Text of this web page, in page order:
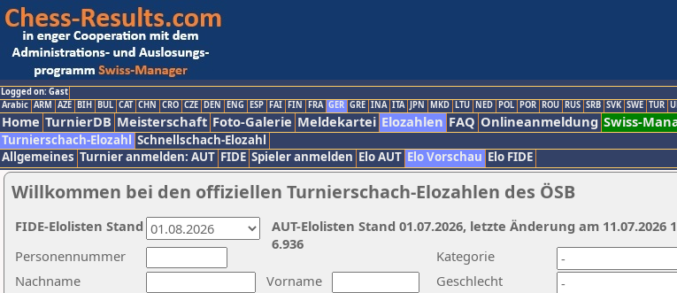
Logged on: Gast
Arabic ARM AZE BIH BUL CAT CHN CRO CZE DEN ENG ESP FAI FIN FRA GER GRE INA ITA JPN MKD LTU NED POL POR ROU RUS SRB SVK SWE TUR
Home TurnierDB Meisterschaft Foto-Galerie Meldekartei Elozahlen FAQ Onlineanmeldung Swiss-
Turnierschach-Elozahl Schnellschach-Elozahl
Allgemeines Turnier anmelden: AUT FIDE Spieler anmelden Elo AUT Elo Vorschau Elo FIDE
Willkommen bei den offiziellen Turnierschach-Elozahlen des ÖSB
Nachname
Vorname
Kategorie
Personennummer
Geschlecht
AUT-Elolisten Stand 01.07.2026, letzte Änderung am
6.936
FIDE-Elolisten Stand